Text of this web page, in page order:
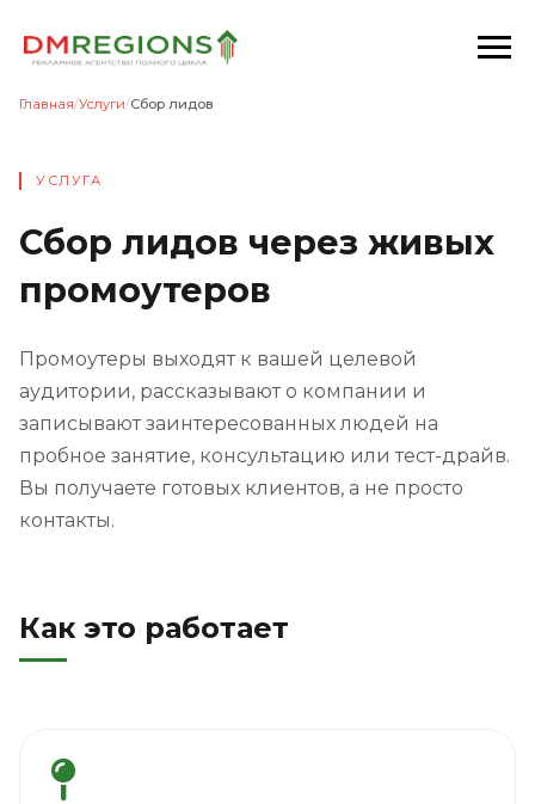
Главная/Услуги/Сбор лидов
УСЛУГА
Сбор лидов через живых
промоутеров
Промоутеры выходят к вашей целевой
аудитории, рассказывают о компании и
записывают заинтересованных людей на
пробное занятие, консультацию или тест-драйв.
Вы получаете готовых клиентов, а не просто
контакты.
Как это работает